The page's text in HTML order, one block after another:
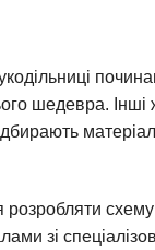
шедевра.
зі